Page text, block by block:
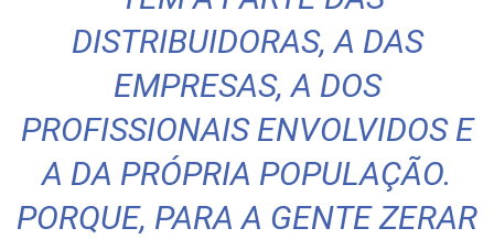
DISTRIBUIDORAS, A DAS
EMPRESAS, A DOS
PROFISSIONAIS ENVOLVIDOS E
A DA PRÓPRIA POPULAÇÃO.
PORQUE, PARA A GENTE ZERAR